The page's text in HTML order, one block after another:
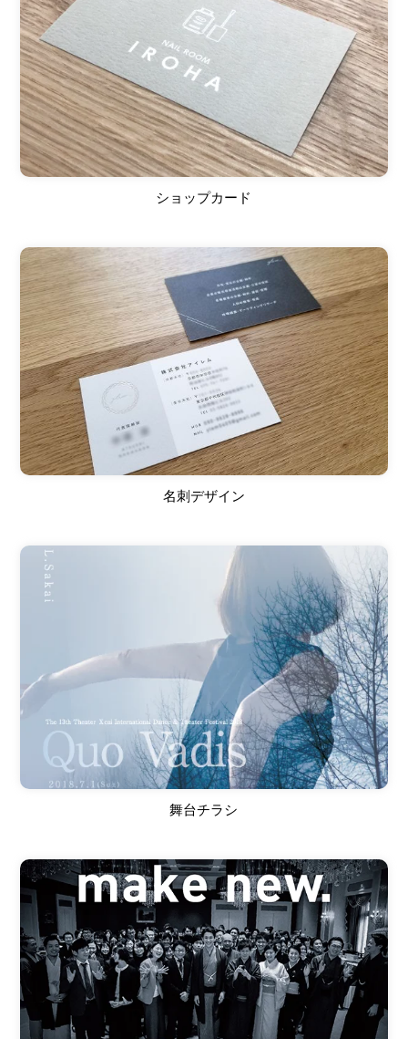
ショップカード
名刺デザイン
舞台チラシ